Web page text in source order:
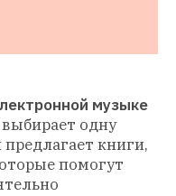
музыке
одну
книги,
помогут